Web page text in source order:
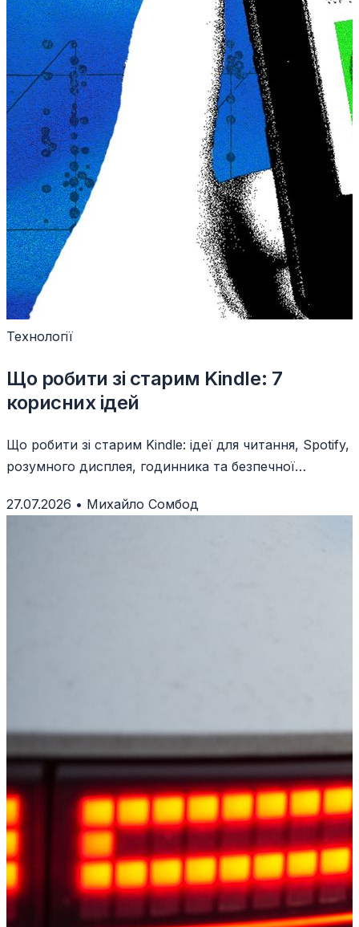
Технології
Що робити зі старим Kindle: 7
корисних ідей
Що робити зі старим Kindle: ідеї для читання, Spotify,
розумного дисплея, годинника та безпечної
27.07.2026 • Михайло Сомбод